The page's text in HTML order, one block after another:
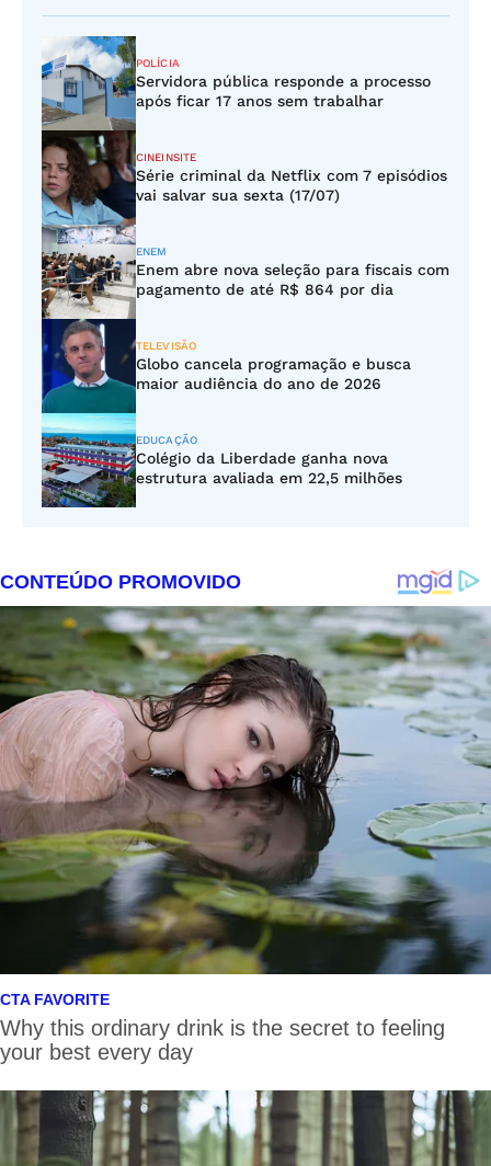
POLÍCIA
Servidora pública responde a processo
após ficar 17 anos sem trabalhar
CINEINSITE
Série criminal da Netflix com 7 episódios
vai salvar sua sexta (17/07)
ENEM
Enem abre nova seleção para fiscais com
pagamento de até R$ 864 por dia
TELEVISÃO
Globo cancela programação e busca
maior audiência do ano de 2026
EDUCAÇÃO
Colégio da Liberdade ganha nova
estrutura avaliada em 22,5 milhões